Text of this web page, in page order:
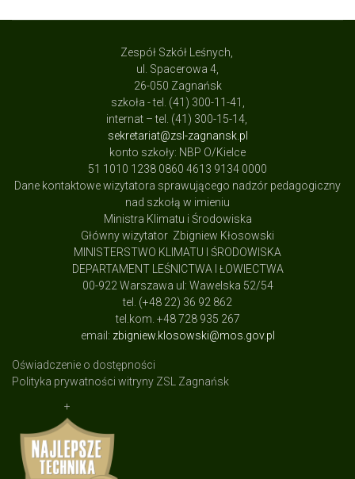
Zespół Szkół Leśnych,
ul. Spacerowa 4,
26-050 Zagnańsk
szkoła - tel. (41) 300-11-41,
internat – tel. (41) 300-15-14,
sekretariat@zsl-zagnansk.pl
konto szkoły: NBP O/Kielce
51 1010 1238 0860 4613 9134 0000
Dane kontaktowe wizytatora sprawującego nadzór pedagogiczny
nad szkołą w imieniu
Ministra Klimatu i Środowiska
Główny wizytator Zbigniew Kłosowski
MINISTERSTWO KLIMATU I ŚRODOWISKA
DEPARTAMENT LEŚNICTWA I ŁOWIECTWA
00-922 Warszawa ul: Wawelska 52/54
tel. (+48 22) 36 92 862
tel.kom. +48 728 935 267
email: zbigniew.klosowski@mos.gov.pl
Oświadczenie o dostępności
Polityka prywatności witryny ZSL Zagnańsk
+